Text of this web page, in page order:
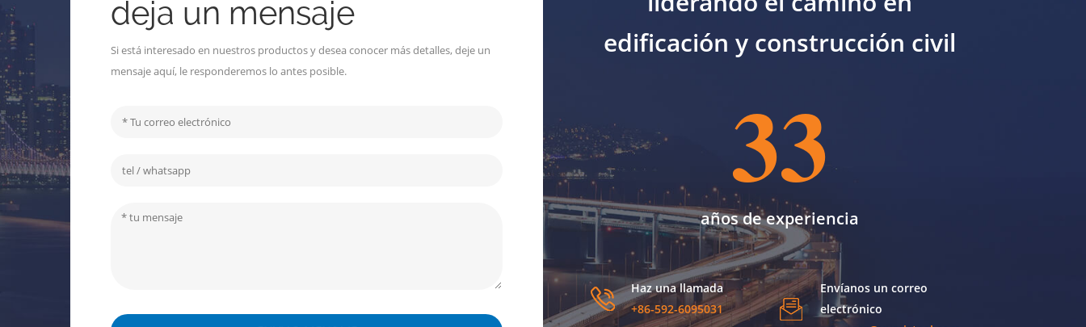
deja un mensaje
Si está interesado en nuestros productos y desea conocer más detalles, deje un
mensaje aquí, le responderemos lo antes posible.
edificación y construcción civil
33
años de experiencia
Haz una llamada
+86-592-6095031
Envíanos un correo
electrónico